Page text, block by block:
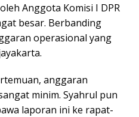
Anggota Komisi I DPR
besar. Berbanding
operasional yang
anggaran
minim. Syahrul pun
laporan ini ke rapat-